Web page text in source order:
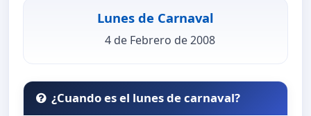
Lunes de Carnaval
4 de Febrero de 2008
¿Cuando es el lunes de carnaval?